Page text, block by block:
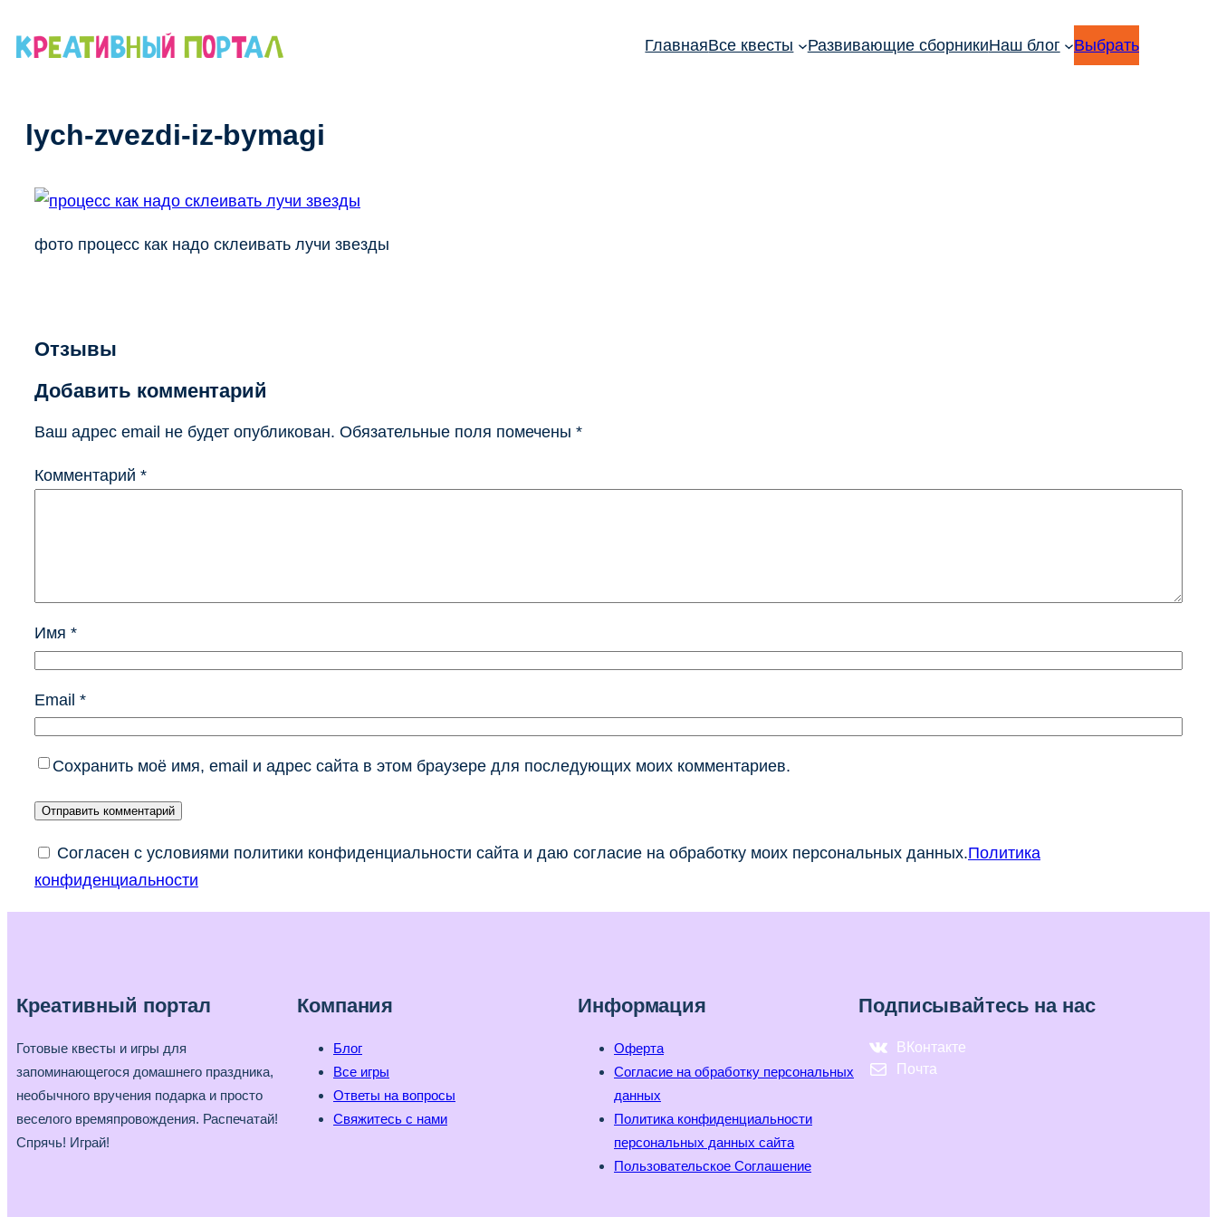
ГлавнаяВсе квесты Развивающие сборникиНаш блог Выбрать
lych-zvezdi-iz-bymagi
фото процесс как надо склеивать лучи звезды
Отзывы
Добавить комментарий
Ваш адрес email не будет опубликован. Обязательные поля помечены *
Комментарий *
Имя *
Email *
Сохранить моё имя, email и адрес сайта в этом браузере для последующих моих комментариев.
Согласен с условиями политики конфиденциальности сайта и даю согласие на обработку моих персональных данных.Политика
конфиденциальности
Креативный портал
Готовые квесты и игры для
запоминающегося домашнего праздника,
необычного вручения подарка и просто
веселого времяпровождения. Распечатай!
Спрячь! Играй!
Компания
Блог
Все игры
Ответы на вопросы
Свяжитесь с нами
Информация
Оферта
Согласие на обработку персональных
данных
Политика конфиденциальности
персональных данных сайта
Пользовательское Соглашение
Подписывайтесь на нас
ВКонтакте
Почта